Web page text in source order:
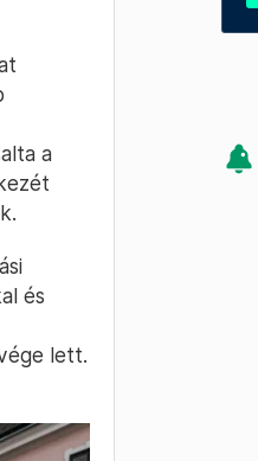
a
és
lett.